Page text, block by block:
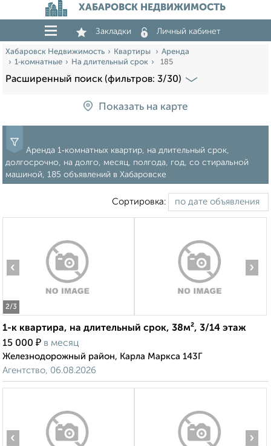
ХАБАРОВСК НЕДВИЖИМОСТЬ
Закладки Личный кабинет
Хабаровск Недвижимость Квартиры
Аренда
1‑комнатные
На длительный срок 185
Расширенный поиск (фильтров: 3/30)
Показать на карте
Аренда 1‑комнатных квартир, на длительный срок,
долгосрочно, на долго, месяц, полгода, год, со стиральной
машиной, 185 объявлений в Хабаровске
Сортировка:
2/3
‹ ›
1-к квартира, на длительный срок, 38м², 3/14 этаж
15 000 ₽ в месяц
Железнодорожный район, Карла Маркса 143Г
Агентство, 06.08.2026
‹ ›